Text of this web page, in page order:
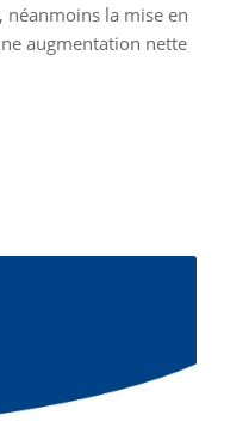
la mise en
augmentation nette